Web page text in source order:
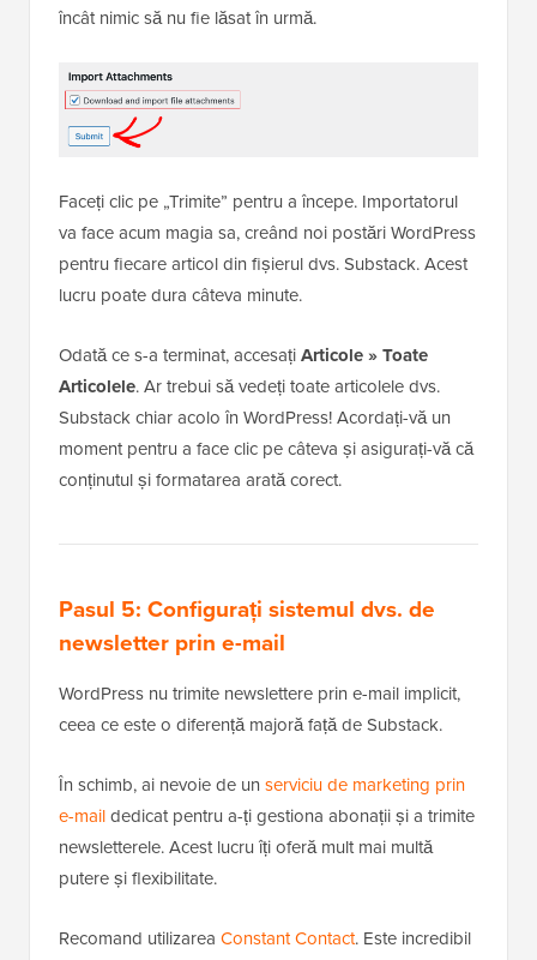
încât nimic să nu fie lăsat în urmă.
Faceți clic pe „Trimite” pentru a începe. Importatorul
va face acum magia sa, creând noi postări WordPress
pentru fiecare articol din fișierul dvs. Substack. Acest
lucru poate dura câteva minute.
Odată ce s-a terminat, accesațiArticole » Toate
Articolele. Ar trebui să vedeți toate articolele dvs.
Substack chiar acolo în WordPress! Acordați-vă un
moment pentru a face clic pe câteva și asigurați-vă că
conținutul și formatarea arată corect.
Pasul 5: Configurați sistemul dvs. de
newsletter prin e-mail
WordPress nu trimite newslettere prin e-mail implicit,
ceea ce este o diferență majoră față de Substack.
În schimb, ai nevoie de un serviciu de marketing prin
e-maildedicat pentru a-ți gestiona abonații și a trimite
newsletterele. Acest lucru îți oferă mult mai multă
putere și flexibilitate.
Recomand utilizarea Constant Contact. Este incredibil